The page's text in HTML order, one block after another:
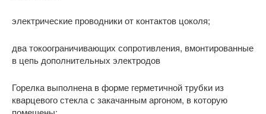
электрические проводники от контактов цоколя;
два токоограничивающих сопротивления, вмонтированные
в цепь дополнительных электродов
Горелка выполнена в форме герметичной трубки из
кварцевого стекла с закачанным аргоном, в которую